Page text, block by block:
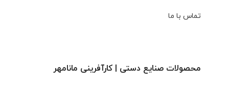
تماس با ما
محصولات صنایع دستی | کارآفرینی مانامهر